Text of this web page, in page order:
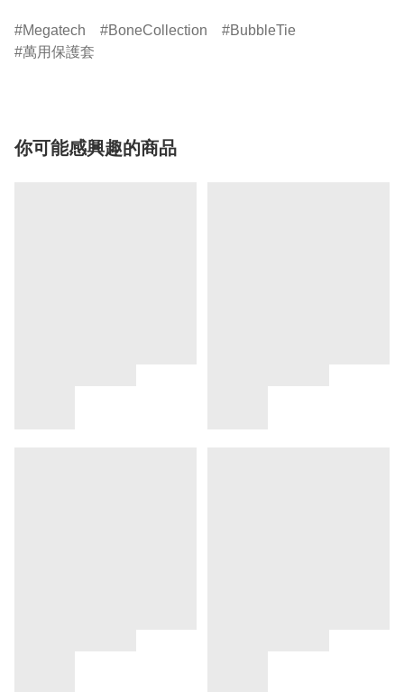
Megatech BoneCollection
BubbleTie
萬用保護套
你可能感興趣的商品